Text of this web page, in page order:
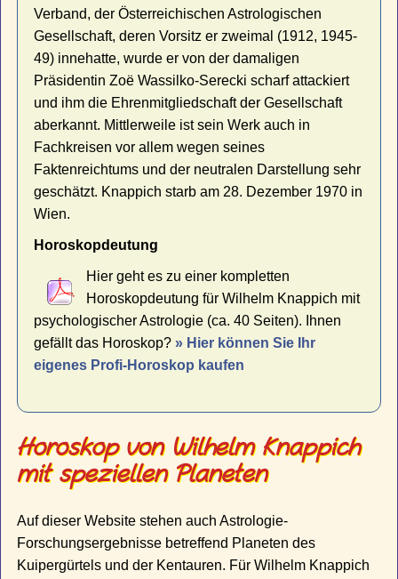
Verband, der Österreichischen Astrologischen
Gesellschaft, deren Vorsitz er zweimal (1912, 1945-
49) innehatte, wurde er von der damaligen
Präsidentin Zoë Wassilko-Serecki scharf attackiert
und ihm die Ehrenmitgliedschaft der Gesellschaft
aberkannt. Mittlerweile ist sein Werk auch in
Fachkreisen vor allem wegen seines
Faktenreichtums und der neutralen Darstellung sehr
geschätzt. Knappich starb am 28. Dezember 1970 in
Wien.
Horoskopdeutung
Hier geht es zu einer kompletten
Horoskopdeutung für Wilhelm Knappich mit
psychologischer Astrologie (ca. 40 Seiten). Ihnen
gefällt das Horoskop?» Hier können Sie Ihr
eigenes Profi-Horoskop kaufen
Horoskop von Wilhelm Knappich
mit speziellen Planeten
Auf dieser Website stehen auch Astrologie-
Forschungsergebnisse betreffend Planeten des
Kuipergürtels und der Kentauren. Für Wilhelm Knappich